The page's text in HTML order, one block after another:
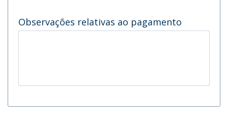
Observações relativas ao pagamento